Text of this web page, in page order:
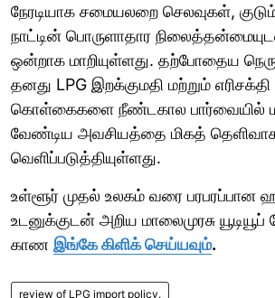
நேரடியாக சமையலறை செலவுகள்,
நாட்டின் பொருளாதார
ஒன்றாக மாறியுள்ளது. தற்போதைய
தனது LPG இறக்குமதி மற்றும் எரிசக்தி
கொள்கைகளை நீண்டகால பார்வையில்
வேண்டிய அவசியத்தை மிகத்
வெளிப்படுத்தியுள்ளது.
உள்ளூர் முதல் உலகம் வரை பரபரப்பான
உடனுக்குடன் அறிய மாலைமுரசு
காண இங்கே கிளிக் செய்யவும்.
review of LPG import policy.